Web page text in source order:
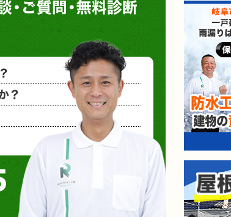
塗装や防水
小さな塗装工事で
相見積もりで検討
概算金額を教えて
など、お気軽にお
0120-3341-35
営業時間 : 午前8時～午後8時 土日祝も営業